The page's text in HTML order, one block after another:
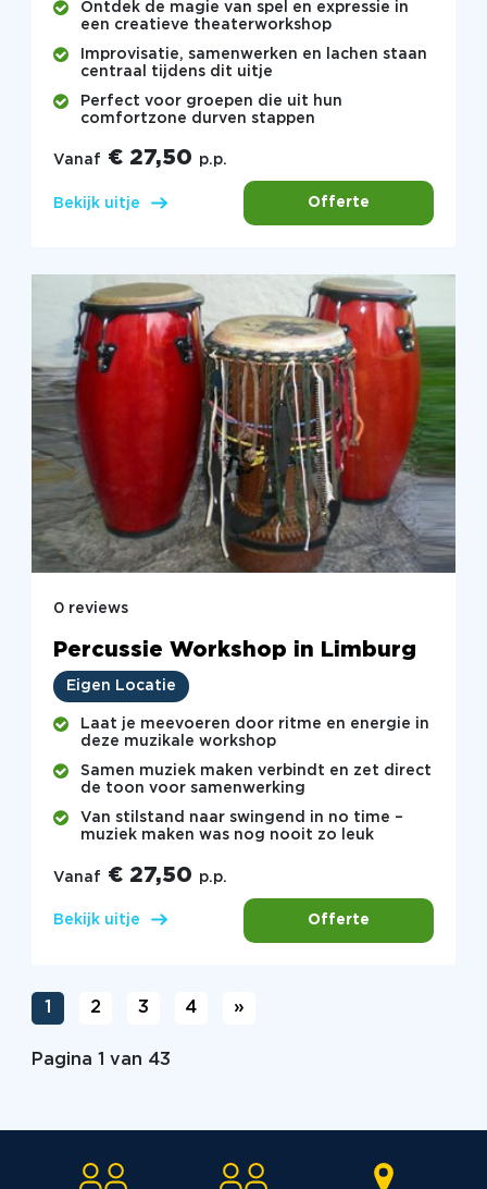
Ontdek de magie van spel en expressie in
een creatieve theaterworkshop
Improvisatie, samenwerken en lachen staan
centraal tijdens dit uitje
Perfect voor groepen die uit hun
comfortzone durven stappen
Vanaf € 27,50 p.p.
Bekijk uitje Offerte
0 reviews
Percussie Workshop in Limburg
Eigen Locatie
Laat je meevoeren door ritme en energie in
deze muzikale workshop
Samen muziek maken verbindt en zet direct
de toon voor samenwerking
Van stilstand naar swingend in no time –
muziek maken was nog nooit zo leuk
Vanaf € 27,50 p.p.
Bekijk uitje Offerte
1 2 3 4 »
Pagina 1 van 43